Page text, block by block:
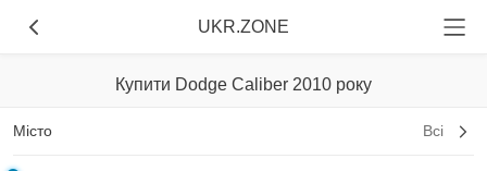
UKR.ZONE
Купити Dodge Caliber 2010 року
Місто Всі